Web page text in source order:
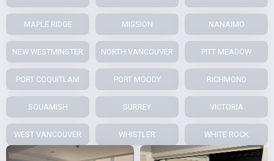
MAPLE RIDGE MISSION NANAIMO
NEW WESTMINSTER NORTH VANCOUVER PITT MEADOW
PORT COQUITLAM PORT MOODY RICHMOND
SQUAMISH SURREY VICTORIA
WEST VANCOUVER WHISTLER WHITE ROCK